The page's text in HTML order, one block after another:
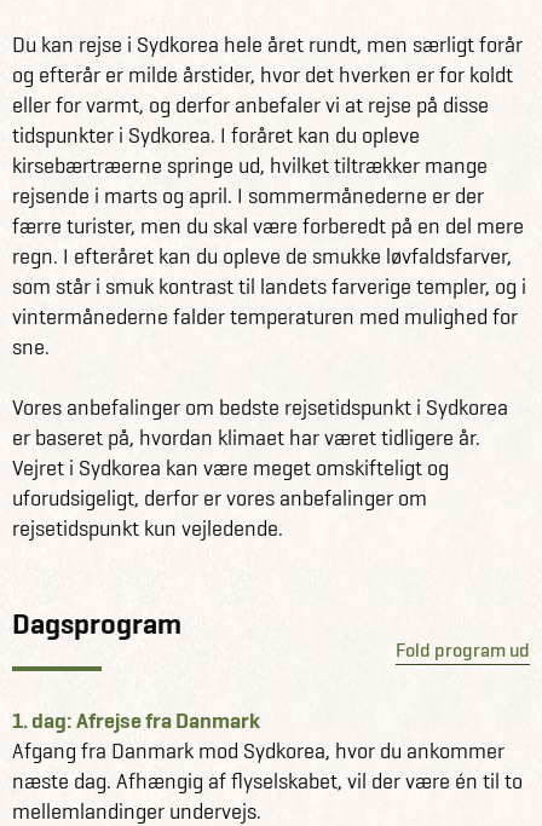
mennesker i nød. Mange af dem er afhængige af netop
dette ene måltid om dagen. Du bliver en del af et
fællesskab, der hver dag serverer mad til mellem 500 og
1.000 mennesker, og får samtidig indsigt i de sociale
udfordringer, Sydkorea står overfor.
Det andet projekt foregår på et dagcenter for børn i
alderen syv til tolv år, drevet af en nonprofitorganisation.
Her hjælper du med aktiviteter efter skole og
engelskundervisning. Du deltager i kreative projekter,
lege, spil og måske endda en dans til K-pop. Din rolle er at
interaktiv, og du vil sikkert selv lære et par koreanske
gloser undervejs.
Som frivillig lærer du om koreansk kultur, får praktisk
erfaring og kommer tæt på lokalbefolkningen. Du bor i et
tempeloplevelse, der gør din rejse endnu mere
Du kan vælge at lave frivilligt arbejde i Seoul i alt fra en til
tredive uger. For at deltage skal du være minimum 18 år,
have en ren straffeattest og kunne tale og skrive på
engelsk. Som frivillig modtager du et certifikat ved
Du kan rejse i Sydkorea hele året rundt, men særligt forår
og efterår er milde årstider, hvor det hverken er for koldt
eller for varmt, og derfor anbefaler vi at rejse på disse
tidspunkter i Sydkorea. I foråret kan du opleve
kirsebærtræerne springe ud, hvilket tiltrækker mange
rejsende i marts og april. I sommermånederne er der
færre turister, men du skal være forberedt på en del mere
regn. I efteråret kan du opleve de smukke løvfaldsfarver,
som står i smuk kontrast til landets farverige templer, og i
vintermånederne falder temperaturen med mulighed for
sne.
Vores anbefalinger om bedste rejsetidspunkt i Sydkorea
er baseret på, hvordan klimaet har været tidligere år.
Vejret i Sydkorea kan være meget omskifteligt og
uforudsigeligt, derfor er vores anbefalinger om
rejsetidspunkt kun vejledende.
Dagsprogram
Fold program ud
1. dag: Afrejse fra Danmark
Afgang fra Danmark mod Sydkorea, hvor du ankommer
næste dag. Afhængig af flyselskabet, vil der være én til to
mellemlandinger undervejs.